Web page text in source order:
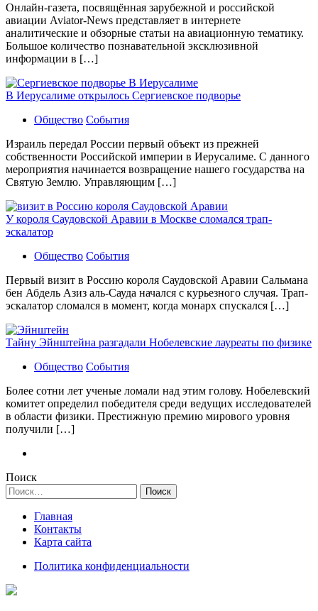
Онлайн-газета, посвящённая зарубежной и российской
авиации Aviator-News представляет в интернете
аналитические и обзорные статьи на авиационную тематику.
Большое количество познавательной эксклюзивной
информации в […]
В Иерусалиме открылось Сергиевское подворье
Общество События
Израиль передал России первый объект из прежней
собственности Российской империи в Иерусалиме. С данного
мероприятия начинается возвращение нашего государства на
Святую Землю. Управляющим […]
У короля Саудовской Аравии в Москве сломался трап-
эскалатор
Общество События
Первый визит в Россию короля Саудовской Аравии Сальмана
бен Абдель Азиз аль-Сауда начался с курьезного случая. Трап-
эскалатор сломался в момент, когда монарх спускался […]
Тайну Эйнштейна разгадали Нобелевские лауреаты по физике
Общество События
Более сотни лет ученые ломали над этим голову. Нобелевский
комитет определил победителя среди ведущих исследователей
в области физики. Престижную премию мирового уровня
получили […]
Поиск
Найти:
Главная
Контакты
Карта сайта
Политика конфиденциальности